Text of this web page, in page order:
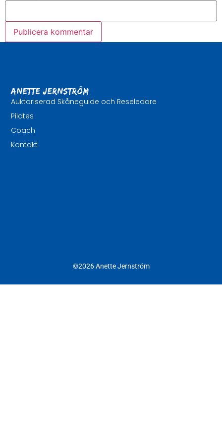
Anette Jernström
Auktoriserad Skåneguide och Reseledare
Pilates
Coach
Kontakt
©2026 Anette Jernström